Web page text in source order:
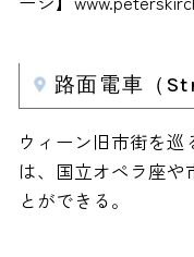
路面電車（
ウィーン旧市街を巡
は、国立オペラ座や
とができる。